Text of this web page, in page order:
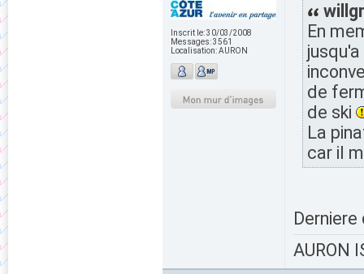
Inscrit le:30/03/2008
Messages:3561
Localisation:AURON
En
de
de ski
La
car il
AURON